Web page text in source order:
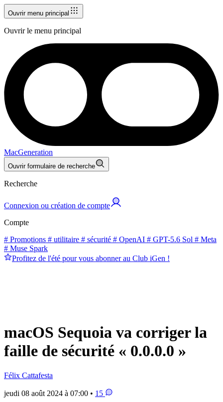
Ouvrir menu principal
Ouvrir le menu principal
MacGeneration
Ouvrir formulaire de recherche
Recherche
Connexion ou création de compte
Compte
# Promotions # utilitaire # sécurité # OpenAI # GPT-5.6 Sol # Meta
# Muse Spark
Profitez de l'été pour vous abonner au Club iGen !
macOS Sequoia va corriger la
faille de sécurité « 0.0.0.0 »
Félix Cattafesta
jeudi 08 août 2024 à 07:00 • 15